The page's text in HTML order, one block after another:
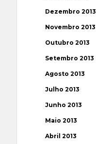
Dezembro 2013
Novembro 2013
Outubro 2013
Setembro 2013
Agosto 2013
Julho 2013
Junho 2013
Maio 2013
Abril 2013